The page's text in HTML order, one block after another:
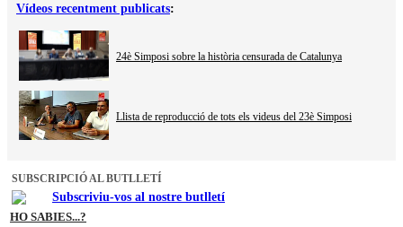
Vídeos recentment publicats:
24è Simposi sobre la història censurada de Catalunya
Llista de reproducció de tots els videus del 23è Simposi
SUBSCRIPCIÓ AL BUTLLETÍ
Subscriviu-vos al nostre butlletí
HO SABIES...?